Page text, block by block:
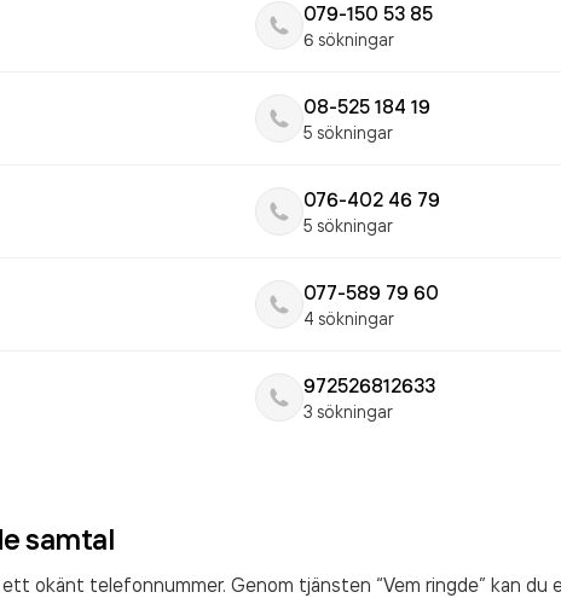
079-150 53 85
6 sökningar
08-525 184 19
5 sökningar
076-402 46 79
5 sökningar
077-589 79 60
4 sökningar
972526812633
3 sökningar
samtal
okänt telefonnummer. Genom tjänsten “Vem ringde” kan du